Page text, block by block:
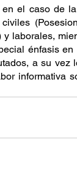
el caso de
y laborales,
énfasis
a su
informativa